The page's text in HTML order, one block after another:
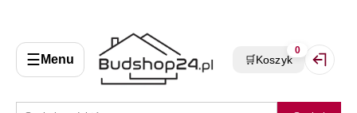
☰ Menu 🛒Koszyk
0